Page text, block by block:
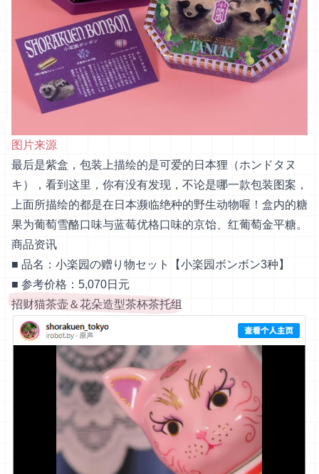
图片来源
最后是紫盒，包装上描绘的是可爱的日本狸（ホンドタヌ
キ），看到这里，你有没有发现，不论是哪一款包装图案，
上面所描绘的都是在日本濒临绝种的野生动物喔！盒内的糖
果为葡萄雪酪口味与蓝莓优格口味的京饴、红葡萄金平糖。
商品资讯
■ 品名：小楽园の赠り物セット【小楽园ボンボン3种】
■ 参考价格：5,070日元
招财猫茶壶＆花朵造型茶杯茶托组